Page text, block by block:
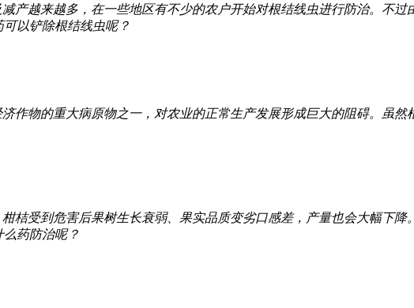
产越来越多，在一些地区有不少的农户开始对根结线虫进行防治。不
以铲除根结线虫呢？
作物的重大病原物之一，对农业的正常生产发展形成巨大的阻碍。虽
桔受到危害后果树生长衰弱、果实品质变劣口感差，产量也会大幅下
药防治呢？